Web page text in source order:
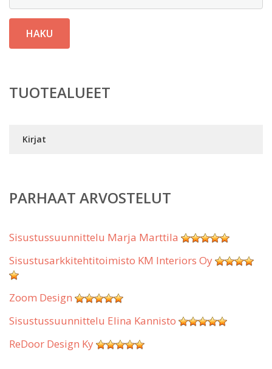
HAKU
TUOTEALUEET
Kirjat
PARHAAT ARVOSTELUT
Sisustussuunnittelu Marja Marttila
Sisustusarkkitehtitoimisto KM Interiors Oy
Zoom Design
Sisustussuunnittelu Elina Kannisto
ReDoor Design Ky